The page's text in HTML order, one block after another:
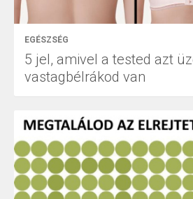
EGÉSZSÉG
5 jel, amivel a tested azt
vastagbélrákod van